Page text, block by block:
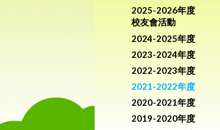
2025-2026年度
校友會活動
2024-2025年度
2023-2024年度
2022-2023年度
2021-2022年度
2020-2021年度
2019-2020年度